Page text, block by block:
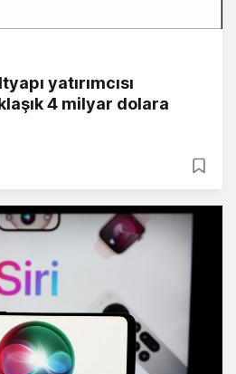
yatırımcısı
4 milyar dolara